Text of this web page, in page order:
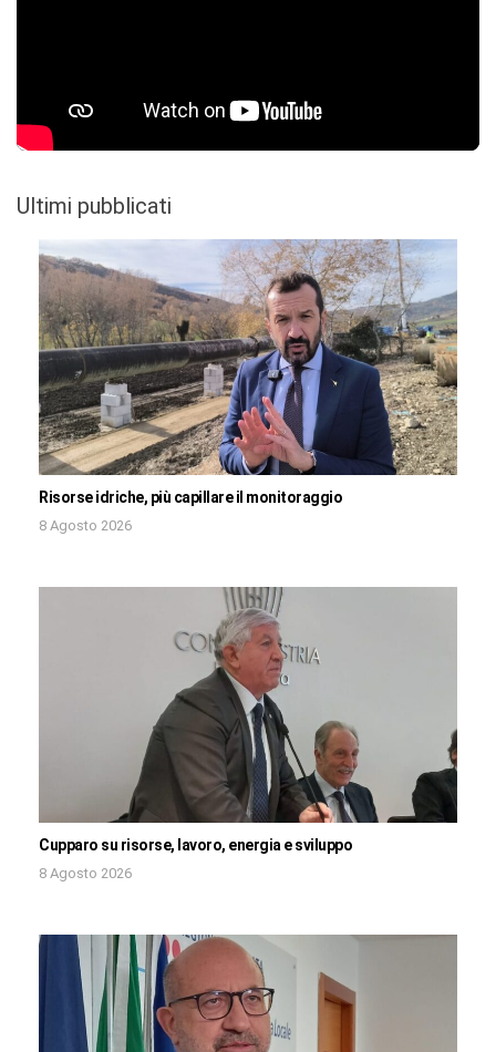
Ultimi pubblicati
Risorse idriche, più capillare il monitoraggio
8 Agosto 2026
Cupparo su risorse, lavoro, energia e sviluppo
8 Agosto 2026